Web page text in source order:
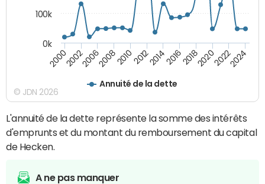
Annuité de la dette
200020022006200820102012201420162018202020222024
0k
100k
© JDN 2026
L'annuité de la dette représente la somme des intérêts
d'emprunts et du montant du remboursement du capital
de Hecken.
A ne pas manquer